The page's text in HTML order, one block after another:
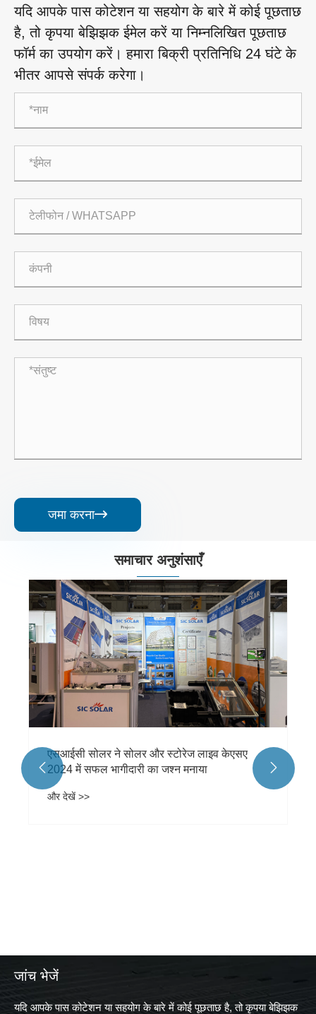
यदि आपके पास कोटेशन या सहयोग के बारे में कोई पूछताछ
है, तो कृपया बेझिझक ईमेल करें या निम्नलिखित पूछताछ
फॉर्म का उपयोग करें। हमारा बिक्री प्रतिनिधि 24 घंटे के
भीतर आपसे संपर्क करेगा।
जमा करना
समाचार अनुशंसाएँ
एसआईसी सोलर ने सोलर और स्टोरेज लाइव केएसए
2024 में सफल भागीदारी का जश्न मनाया
और देखें >>
 
जांच भेजें
यदि आपके पास कोटेशन या सहयोग के बारे में कोई पूछताछ है, तो कृपया बेझिझक